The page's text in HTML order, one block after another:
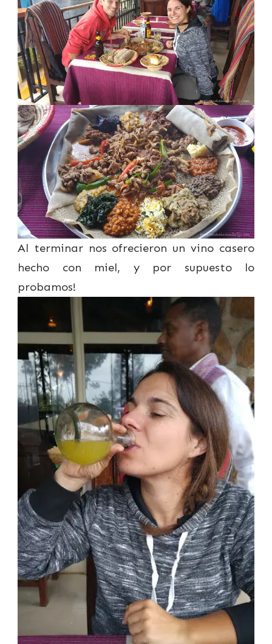
Al terminar nos ofrecieron un vino casero
hecho con miel, y por supuesto lo
probamos!